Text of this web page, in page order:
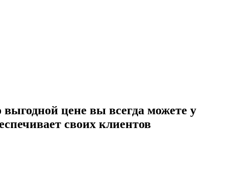
выгодной цене вы всегда можете у
своих клиентов